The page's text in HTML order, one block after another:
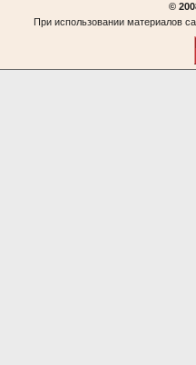
©
При использовании материалов